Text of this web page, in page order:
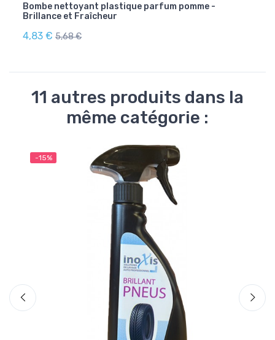
Bombe nettoyant plastique parfum pomme -
Brillance et Fraîcheur
4,83 € 5,68 €
11 autres produits dans la
même catégorie :
-15%